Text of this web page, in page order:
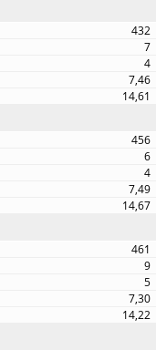
432
7
4
7,46
14,61
456
6
4
7,49
14,67
461
9
5
7,30
14,22